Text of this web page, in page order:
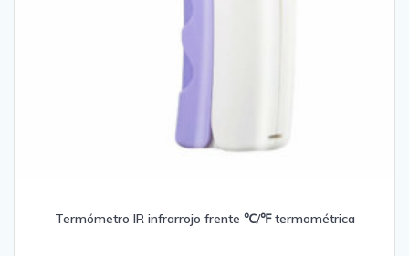
Termómetro IR infrarrojo frente ℃/℉ termométrica